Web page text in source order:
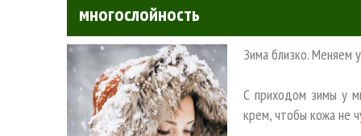
многослойность
Зима близко. Меняем
С приходом зимы у
крем, чтобы кожа не